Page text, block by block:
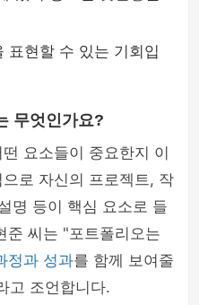
표현할 수 있는 기회입
무엇인가요?
요소들이 중요한지 이
로 자신의 프로젝트, 작
명 등이 핵심 요소로 들
준 씨는 "포트폴리오는
정과 성과를 함께 보여줄
고 조언합니다.